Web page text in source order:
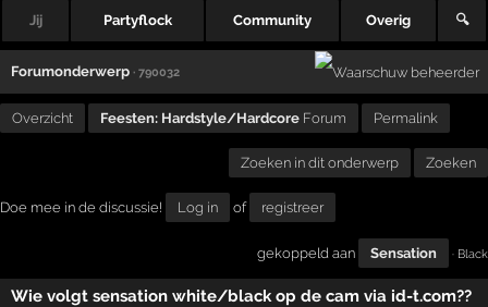
Jij Partyflock Community Overig 🔍
Forumonderwerp · 790032
Overzicht Feesten: Hardstyle/Hardcore Forum Permalink
Zoeken in dit onderwerp Zoeken
Doe mee in de discussie! Log in of registreer
gekoppeld aan Sensation · Black
Wie volgt sensation white/black op de cam via id-t.com??